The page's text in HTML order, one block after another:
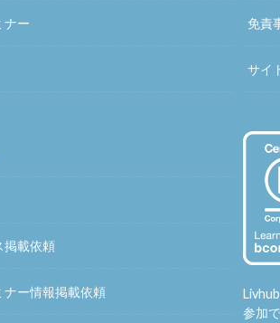
ナー
掲載依頼
ナー情報掲載依頼
免責
サイ
参加